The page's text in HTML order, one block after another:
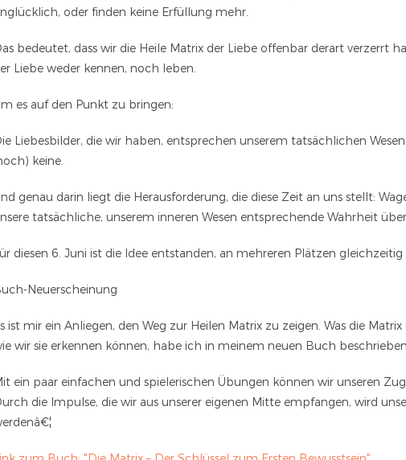
oder finden keine Erfüllung mehr.
bedeutet, dass wir die Heile Matrix der Liebe offenbar derart verzerrt
Liebe weder kennen, noch leben.
es auf den Punkt zu bringen:
Liebesbilder, die wir haben, entsprechen unserem tatsächlichen
keine.
genau darin liegt die Herausforderung, die diese Zeit an uns stellt:
tatsächliche, unserem inneren Wesen entsprechende Wahrheit
diesen 6. Juni ist die Idee entstanden, an mehreren Plätzen
Neuerscheinung
ist mir ein Anliegen, den Weg zur Heilen Matrix zu zeigen. Was die
wir sie erkennen können, habe ich in meinem neuen Buch beschrieben.
ein paar einfachen und spielerischen Übungen können wir unseren
die Impulse, die wir aus unserer eigenen Mitte empfangen, wird